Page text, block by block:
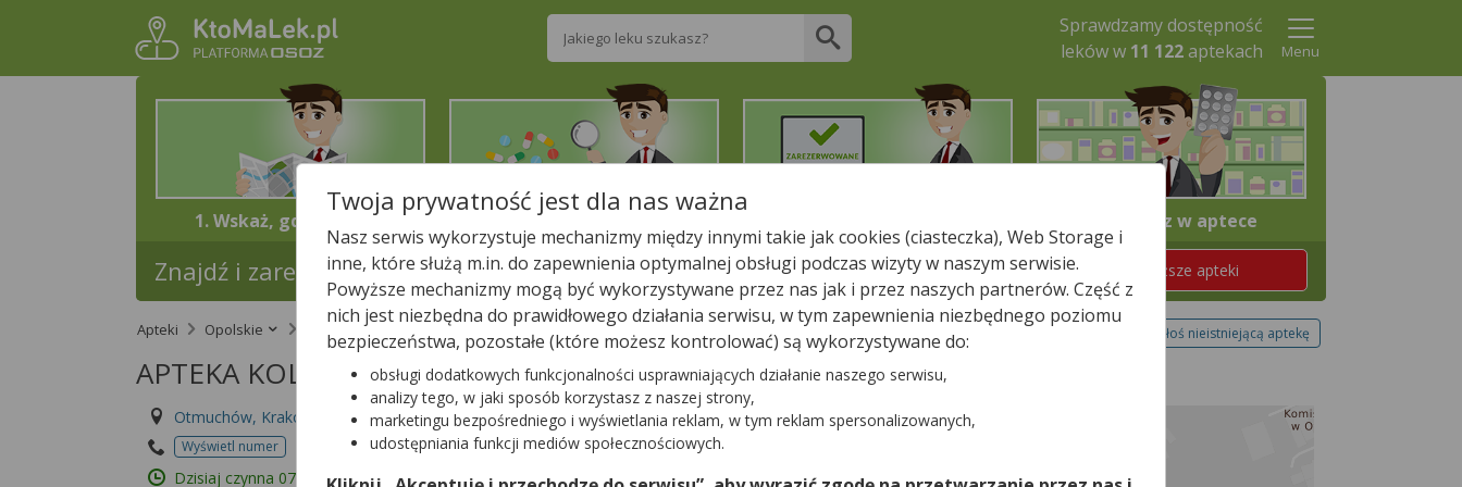
Wpisz nazwę leku
Sprawdzamy dostępność
leków w 11 122aptekach Menu
1. Wskaż, gdzie jesteś 2. Znajdź potrzebny lek 4. Odbierz w aptece
Znajdź i zarezerwuj lek w najbliższej aptece! Znajdź teraz najbliższe apteki
Apteki Opolskie Otmuchów APTEKA KOLOROWA Zgłoś nieistniejącą aptekę
APTEKA KOLOROWA
Otmuchów, Krakowska 15/3
Wyświetl numer
Id apteki: 898 482
Dzisiaj czynna 07:30 – 18:00
−
Twoja prywatność jest dla nas ważna
Nasz serwis wykorzystuje mechanizmy między innymi takie jak cookies (ciasteczka), Web Storage i
inne, które służą m.in. do zapewnienia optymalnej obsługi podczas wizyty w naszym serwisie.
Powyższe mechanizmy mogą być wykorzystywane przez nas jak i przez naszych partnerów. Część z
nich jest niezbędna do prawidłowego działania serwisu, w tym zapewnienia niezbędnego poziomu
bezpieczeństwa, pozostałe (które możesz kontrolować) są wykorzystywane do:
obsługi dodatkowych funkcjonalności usprawniających działanie naszego serwisu,
analizy tego, w jaki sposób korzystasz z naszej strony,
marketingu bezpośredniego i wyświetlania reklam, w tym reklam spersonalizowanych,
udostępniania funkcji mediów społecznościowych.